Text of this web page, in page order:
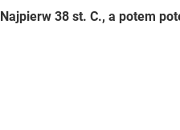
Najpierw 38 st. C., a potem